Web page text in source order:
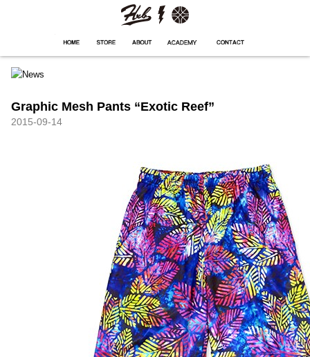
Graphic Mesh Pants “Exotic Reef”
2015-09-14